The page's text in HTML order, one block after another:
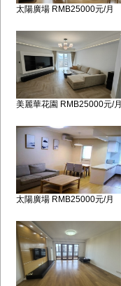
太陽廣場 RMB25000元/月
美麗華花園 RMB25000元/月
太陽廣場 RMB25000元/月